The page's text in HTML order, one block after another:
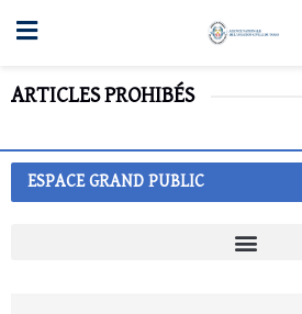
ARTICLES PROHIBÉS
ESPACE GRAND PUBLIC